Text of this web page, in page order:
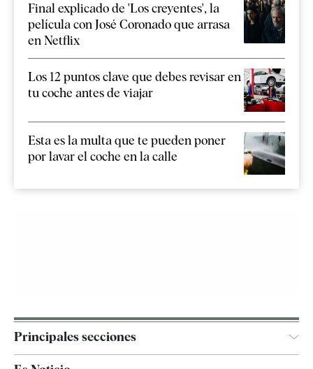
Final explicado de 'Los creyentes', la
película con José Coronado que arrasa
en Netflix
Los 12 puntos clave que debes revisar en
tu coche antes de viajar
Esta es la multa que te pueden poner
por lavar el coche en la calle
Principales secciones
España